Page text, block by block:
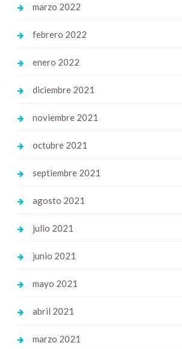
marzo 2022
febrero 2022
enero 2022
diciembre 2021
noviembre 2021
octubre 2021
septiembre 2021
agosto 2021
julio 2021
junio 2021
mayo 2021
abril 2021
marzo 2021